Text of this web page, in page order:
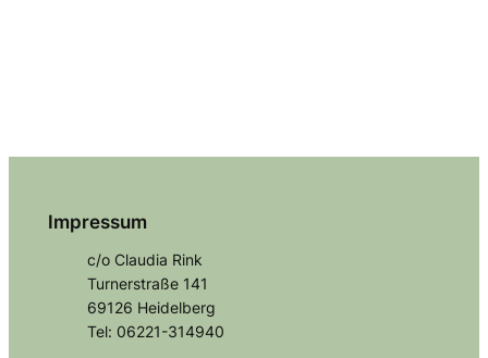
Impressum
c/o Claudia Rink
Turnerstraße 141
69126 Heidelberg
Tel: 06221-314940